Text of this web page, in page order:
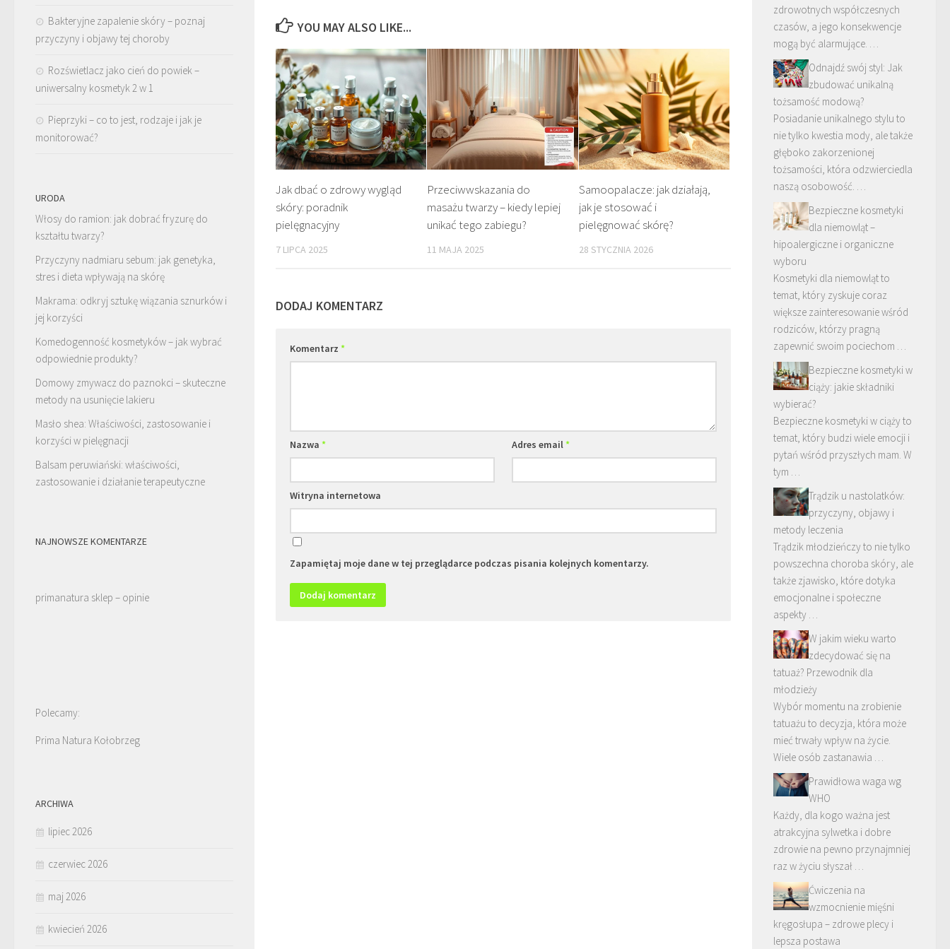
YOU MAY ALSO LIKE...
Jak dbać o zdrowy wygląd
skóry: poradnik
pielęgnacyjny
7 LIPCA 2025
Przeciwwskazania do
masażu twarzy – kiedy lepiej
unikać tego zabiegu?
11 MAJA 2025
Samoopalacze: jak działają,
jak je stosować i
pielęgnować skórę?
28 STYCZNIA 2026
DODAJ KOMENTARZ
Komentarz *
Nazwa * Adres email*
Witryna internetowa
Zapamiętaj moje dane w tej przeglądarce podczas pisania kolejnych komentarzy.
Bakteryjne zapalenie skóry – poznaj
przyczyny i objawy tej choroby
Rozświetlacz jako cień do powiek –
uniwersalny kosmetyk 2 w 1
Pieprzyki – co to jest, rodzaje i jak je
monitorować?
URODA
Włosy do ramion: jak dobrać fryzurę do
kształtu twarzy?
Przyczyny nadmiaru sebum: jak genetyka,
stres i dieta wpływają na skórę
Makrama: odkryj sztukę wiązania sznurków i
jej korzyści
Komedogenność kosmetyków – jak wybrać
odpowiednie produkty?
Domowy zmywacz do paznokci – skuteczne
metody na usunięcie lakieru
Masło shea: Właściwości, zastosowanie i
korzyści w pielęgnacji
Balsam peruwiański: właściwości,
zastosowanie i działanie terapeutyczne
NAJNOWSZE KOMENTARZE
primanatura sklep – opinie
Polecamy:
Prima Natura Kołobrzeg
ARCHIWA
lipiec 2026
czerwiec 2026
maj 2026
kwiecień 2026
zdrowotnych współczesnych
czasów, a jego konsekwencje
mogą być alarmujące. …
Odnajdź swój styl: Jak
zbudować unikalną
tożsamość modową?
Posiadanie unikalnego stylu to
nie tylko kwestia mody, ale także
głęboko zakorzenionej
tożsamości, która odzwierciedla
naszą osobowość. …
Bezpieczne kosmetyki
dla niemowląt –
hipoalergiczne i organiczne
wyboru
Kosmetyki dla niemowląt to
temat, który zyskuje coraz
większe zainteresowanie wśród
rodziców, którzy pragną
zapewnić swoim pociechom …
Bezpieczne kosmetyki w
ciąży: jakie składniki
wybierać?
Bezpieczne kosmetyki w ciąży to
temat, który budzi wiele emocji i
pytań wśród przyszłych mam. W
tym …
Trądzik u nastolatków:
przyczyny, objawy i
metody leczenia
Trądzik młodzieńczy to nie tylko
powszechna choroba skóry, ale
także zjawisko, które dotyka
emocjonalne i społeczne
aspekty …
W jakim wieku warto
zdecydować się na
tatuaż? Przewodnik dla
młodzieży
Wybór momentu na zrobienie
tatuażu to decyzja, która może
mieć trwały wpływ na życie.
Wiele osób zastanawia …
Prawidłowa waga wg
WHO
Każdy, dla kogo ważna jest
atrakcyjna sylwetka i dobre
zdrowie na pewno przynajmniej
raz w życiu słyszał …
Ćwiczenia na
wzmocnienie mięśni
kręgosłupa – zdrowe plecy i
lepsza postawa